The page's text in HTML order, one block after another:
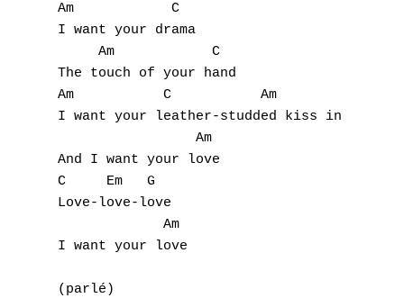
Am            C
I want your drama
     Am            C
The touch of your hand
Am           C           Am
I want your leather-studded kiss in the
                 Am
And I want your love
C     Em   G
Love-love-love
             Am
I want your love
(parlé)